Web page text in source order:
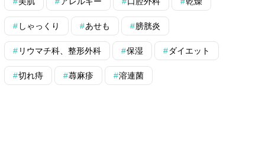
しゃっくり あせも 膀胱炎
リウマチ科、整形外科 保湿 ダイエット
切れ痔 蕁麻疹 溶連菌